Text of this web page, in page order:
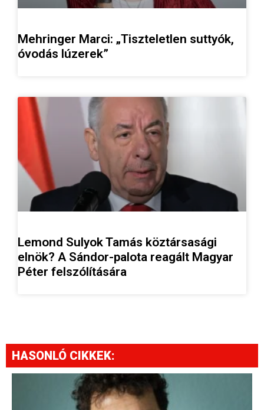
Mehringer Marci: „Tiszteletlen suttyók,
óvodás lúzerek”
Lemond Sulyok Tamás köztársasági
elnök? A Sándor-palota reagált Magyar
Péter felszólítására
HASONLÓ CIKKEK: